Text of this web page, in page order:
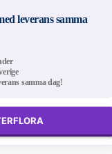
leverans samma
samma dag!